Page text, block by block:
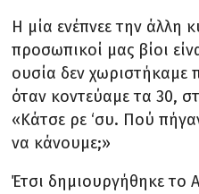
Η μία ενέπνεε την άλλη
προσωπικοί μας βίοι
ουσία δεν χωριστήκαμε
όταν κοντεύαμε τα 30,
«Κάτσε ρε ‘συ. Πού
να κάνουμε;»
Έτσι δημιουργήθηκε το